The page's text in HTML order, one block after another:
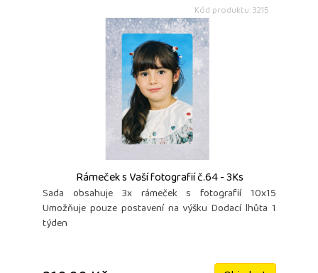
Kód produktu: 3215
Rámeček s Vaší fotografií č.64 - 3Ks
Sada obsahuje 3x rámeček s fotografií 10x15
Umožňuje pouze postavení na výšku Dodací lhůta 1
týden